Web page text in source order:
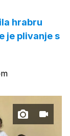
hrabru
je plivanje s